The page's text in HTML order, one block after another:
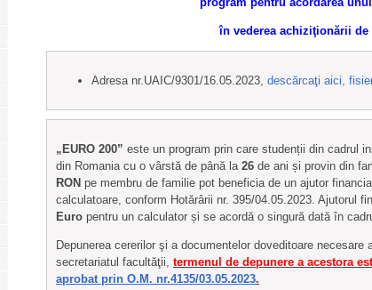
în vederea achiziţionării de
Adresa nr.UAIC/9301/16.05.2023, descărcaţi aici,
„EURO 200” este un program prin care studenții din cadrul
din Romania cu o vârstă de până la 26 de ani și provin din
RON pe membru de familie pot beneficia de un ajutor
calculatoare, conform Hotărârii nr. 395/04.05.2023. Ajutorul
Euro pentru un calculator și se acordă o singură dată în
Depunerea cererilor şi a documentelor doveditoare necesare
secretariatul facultăţii, termenul de depunere a acestora
aprobat prin O.M. nr.4135/03.05.2023.